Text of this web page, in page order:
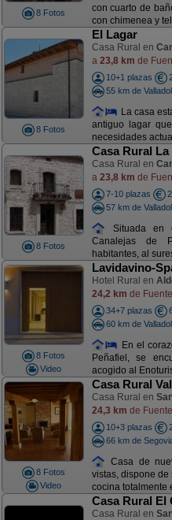
8 Fotos
con cuarto de
con chimenea y
8 Fotos
El Lagar
Casa Rural en
a 23,8 km de
10+1 plazas
55 km de
La casa
antiguo lagar
necesidades
8 Fotos
Casa Rural
Casa Rural en
a 23,8 km de
7-10 plazas
57 km de
Situada en
Canalejas de
habitantes, al
8 Fotos
Video
Lavidavino-
Hotel Rural en
24,2 km de
34+7 plazas
60 km de
En el
Peñafiel, se
acogido al
8 Fotos
Video
Casa Rural
Casa Rural en
24,3 km de
10+3 plazas
66 km de
Casa de
vistas, dispone
cocina totalmente
Casa Rural El
Casa Rural en